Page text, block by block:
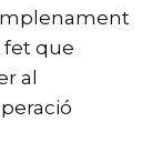
fet que
al